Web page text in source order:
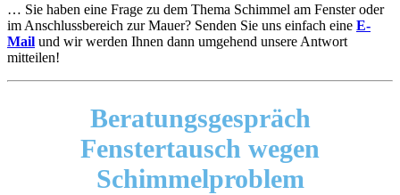
… Sie haben eine Frage zu dem Thema Schimmel am Fenster oder
im Anschlussbereich zur Mauer? Senden Sie uns einfach eine E-
Mail und wir werden Ihnen dann umgehend unsere Antwort
mitteilen!
Beratungsgespräch
Fenstertausch wegen
Schimmelproblem